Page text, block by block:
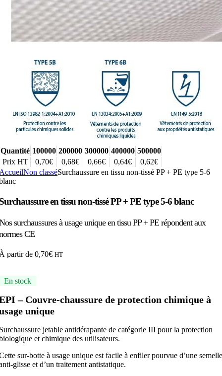
Quantité 100000 200000 300000 400000 500000
Prix HT
0,70€ 0,68€ 0,66€ 0,64€
0,62€
Non classéSurchaussure en tissu non-tissé PP + PE type 5-6
en tissu non-tissé PP + PE type 5-6 blanc
surchaussures à usage unique en tissu PP + PE répondent aux
CE
partir de 0,70€ HT
En stock
– Couvre-chaussure de protection chimique à
unique
jetable antidérapante de catégorie III pour la protection
et chimique des utilisateurs.
sur-botte à usage unique est facile à enfiler pourvue d’une semelle
glisse et d’un traitement antistatique.